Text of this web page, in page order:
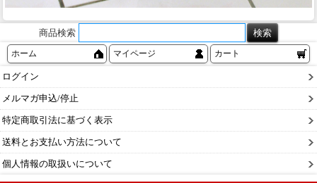
商品検索
ホーム マイページ カート
ログイン
メルマガ申込/停止
特定商取引法に基づく表示
送料とお支払い方法について
個人情報の取扱いについて